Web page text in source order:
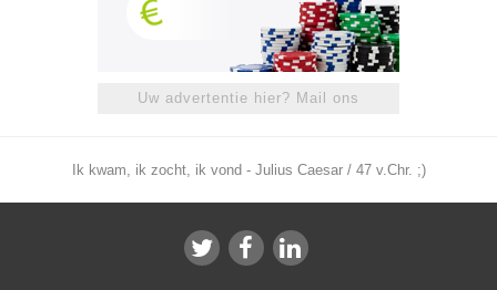
Uw advertentie hier? Mail ons
Ik kwam, ik zocht, ik vond - Julius Caesar / 47 v.Chr. ;)